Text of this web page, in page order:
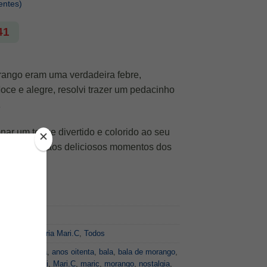
eram uma verdadeira febre,
e alegre, resolvi trazer um pedacinho
um toque divertido e colorido ao seu
aos deliciosos momentos dos
Padaria Mari.C, Todos
anos noventa, anos oitenta, bala, bala de morango,
kawaii, Mari.C, maric, morango, nostalgia,